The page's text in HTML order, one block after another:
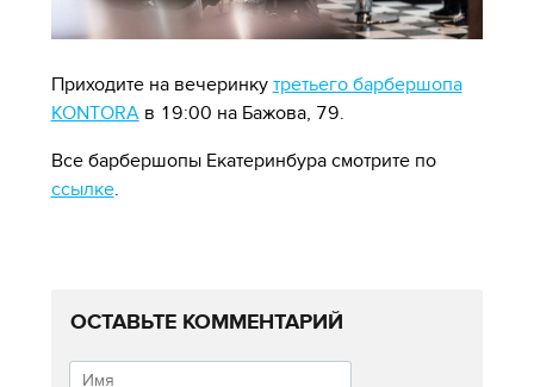
Приходите на вечеринку третьего барбершопа
KONTORA в 19:00 на Бажова, 79.
Все барбершопы Екатеринбура смотрите по
ссылке.
ОСТАВЬТЕ КОММЕНТАРИЙ